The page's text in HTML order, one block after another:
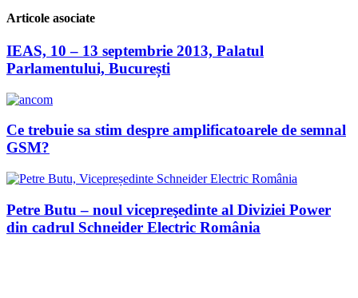
Articole asociate
IEAS, 10 – 13 septembrie 2013, Palatul
Parlamentului, București
Ce trebuie sa stim despre amplificatoarele de semnal
GSM?
Petre Butu – noul vicepreşedinte al Diviziei Power
din cadrul Schneider Electric România